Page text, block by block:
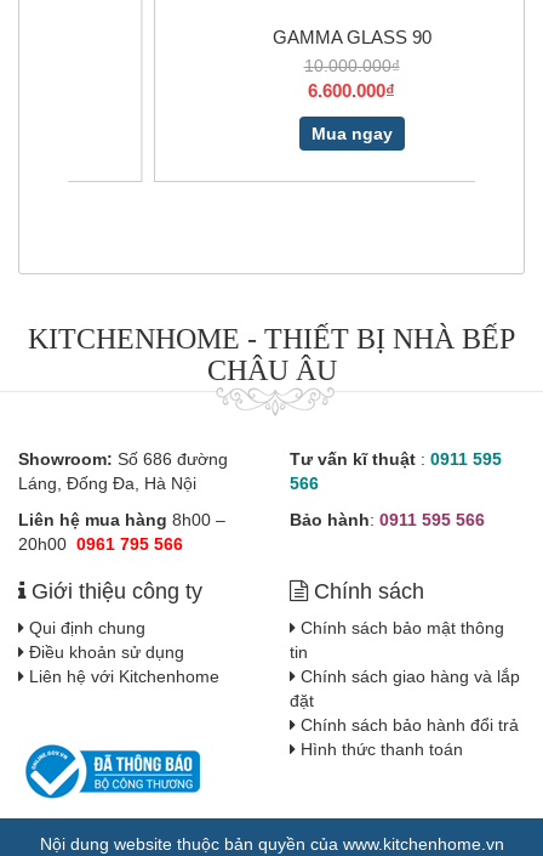
GAMMA GLASS 90
10.000.000₫
6.600.000₫
KITCHENHOME - THIẾT BỊ NHÀ BẾP
CHÂU ÂU
Showroom: Số 686 đường
Láng, Đống Đa, Hà Nội
Liên hệ mua hàng 8h00 –
20h00 0961 795 566
Tư vấn kĩ thuật : 0911 595
566
Bảo hành: 0911 595 566
Giới thiệu công ty
Qui định chung
Điều khoản sử dụng
Liên hệ với Kitchenhome
Chính sách
Chính sách bảo mật thông
tin
Chính sách giao hàng và lắp
đặt
Chính sách bảo hành đổi trả
Hình thức thanh toán
Nội dung website thuộc bản quyền của www.kitchenhome.vn